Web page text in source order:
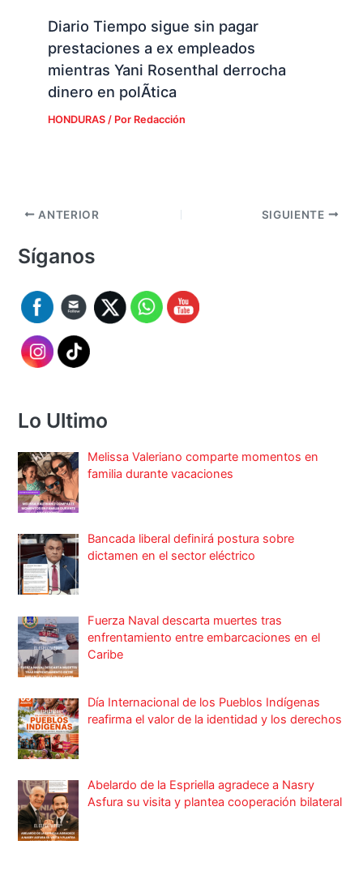
Diario Tiempo sigue sin pagar
prestaciones a ex empleados
mientras Yani Rosenthal derrocha
dinero en polÃ­tica
HONDURAS/ Por Redacción
ANTERIOR SIGUIENTE
Síganos
Lo Ultimo
Melissa Valeriano comparte momentos en
familia durante vacaciones
Bancada liberal definirá postura sobre
dictamen en el sector eléctrico
Fuerza Naval descarta muertes tras
enfrentamiento entre embarcaciones en el
Caribe
Día Internacional de los Pueblos Indígenas
reafirma el valor de la identidad y los derechos
Abelardo de la Espriella agradece a Nasry
Asfura su visita y plantea cooperación bilateral